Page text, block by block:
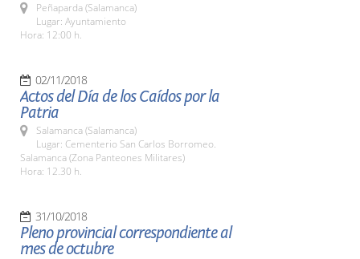
Peñaparda (Salamanca)
Lugar: Ayuntamiento
Hora: 12:00 h.
02/11/2018
Actos del Día de los Caídos por la
Patria
Salamanca (Salamanca)
Lugar: Cementerio San Carlos Borromeo.
Salamanca (Zona Panteones Militares)
Hora: 12.30 h.
31/10/2018
Pleno provincial correspondiente al
mes de octubre